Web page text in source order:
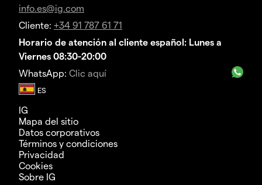
info.es@ig.com
Cliente: +34 91 787 61 71
Horario de atención al cliente español: Lunes a
Viernes 08:30-20:00
WhatsApp: Clic aquí
IG
Mapa del sitio
Datos corporativos
Términos y condiciones
Privacidad
Cookies
Sobre IG